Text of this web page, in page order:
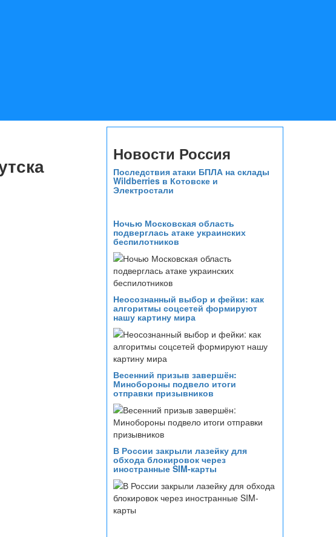
Новости Россия
Последствия атаки БПЛА на склады
Wildberries в Котовске и
Электростали
Ночью Московская область
подверглась атаке украинских
беспилотников
Неосознанный выбор и фейки: как
алгоритмы соцсетей формируют
нашу картину мира
Весенний призыв завершён:
Минобороны подвело итоги
отправки призывников
В России закрыли лазейку для
обхода блокировок через
иностранные SIM-карты